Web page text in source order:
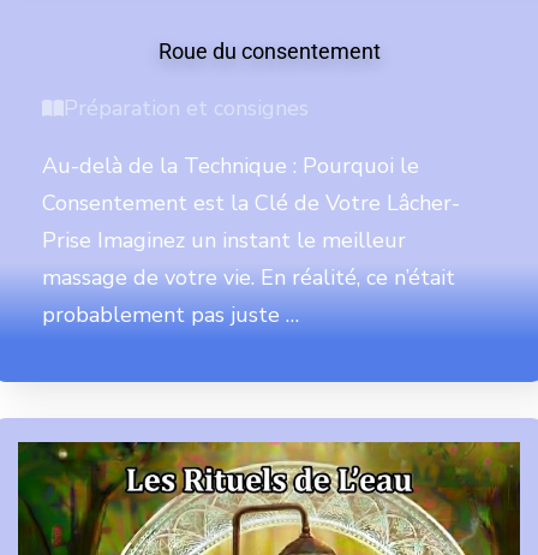
Roue du consentement
Préparation et consignes
Au-delà de la Technique : Pourquoi le
Consentement est la Clé de Votre Lâcher-
Prise Imaginez un instant le meilleur
massage de votre vie. En réalité, ce n’était
probablement pas juste …